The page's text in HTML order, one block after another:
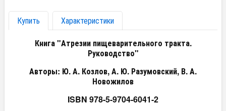
Купить
Характеристики
Книга "Атрезии пищеварительного тракта.
Руководство"
Авторы: Ю. А. Козлов, А. Ю. Разумовский, В. А.
Новожилов
ISBN 978-5-9704-6041-2